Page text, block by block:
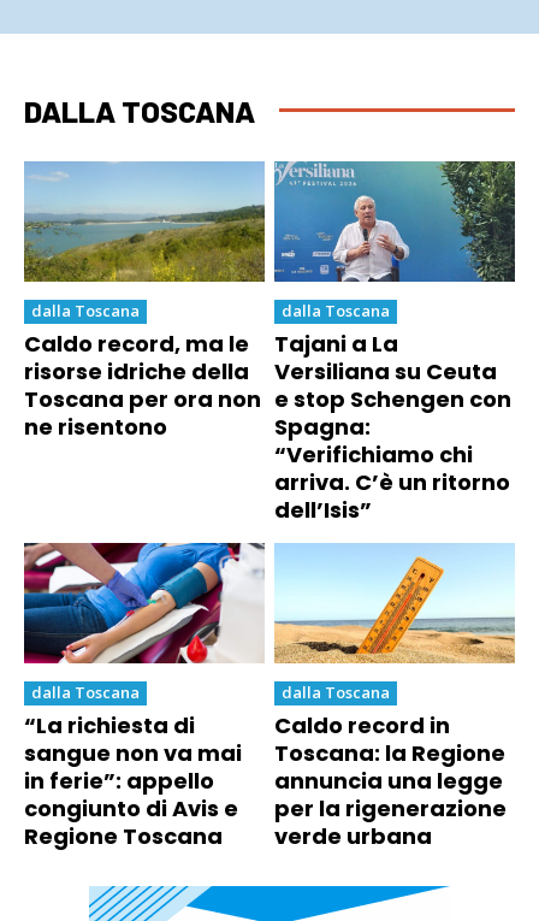
DALLA TOSCANA
dalla Toscana
Caldo record, ma le
risorse idriche della
Toscana per ora non
ne risentono
dalla Toscana
Tajani a La
Versiliana su Ceuta
e stop Schengen con
Spagna:
“Verifichiamo chi
arriva. C’è un ritorno
dell’Isis”
dalla Toscana
“La richiesta di
sangue non va mai
in ferie”: appello
congiunto di Avis e
Regione Toscana
dalla Toscana
Caldo record in
Toscana: la Regione
annuncia una legge
per la rigenerazione
verde urbana